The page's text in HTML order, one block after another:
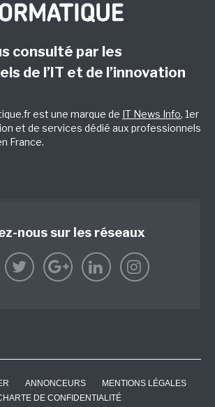
consulté par les
de l’IT et de l’innovation
est une marque de IT News Info, 1er
et de services dédié aux professionnels
France.
nous sur les réseaux
ANNONCEURS
MENTIONS LÉGALES
DE CONFIDENTIALITÉ